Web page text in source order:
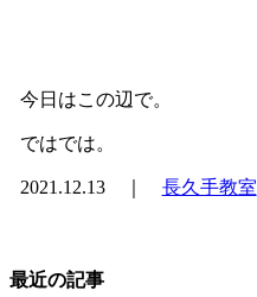
今日はこの辺で。
ではでは。
2021.12.13 ｜ 長久手教室
最近の記事